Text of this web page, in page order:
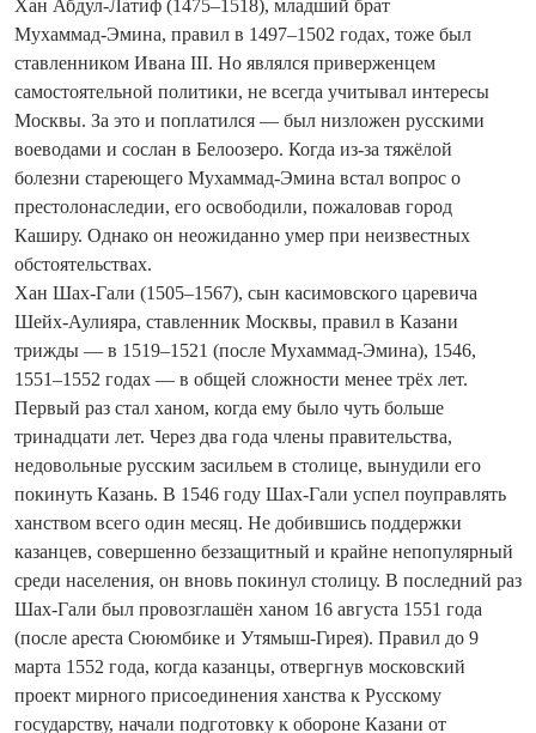
Хан Абдул-Латиф (1475–1518), младший брат
Мухаммад‑Эмина, правил в 1497–1502 годах, тоже был
ставленником Ивана III. Но являлся приверженцем
самостоятельной политики, не все­гда учитывал интересы
Москвы. За это и поплатился — был низложен русскими
воеводами и сослан в Белоозеро. Когда из-за тяжёлой
болезни стареющего Мухаммад‑Эмина встал вопрос о
престолонаследии, его освободили, пожаловав город
Каширу. Однако он неожиданно умер при неизвестных
обстоятельствах.
Хан Шах-Гали (1505–1567), сын касимовского царевича
Шейх‑Аулияра, ставленник Москвы, правил в Казани
трижды — в 1519–1521 (после Мухаммад‑Эмина), 1546,
1551–1552 годах — в общей сложности менее трёх лет.
Первый раз стал ханом, когда ему было чуть больше
тринадцати лет. Через два года члены правительства,
недовольные русским засильем в столице, вынудили его
покинуть Казань. В 1546 году Шах‑Гали успел поуправлять
ханством всего один месяц. Не добившись поддержки
казанцев, совершенно беззащитный и крайне непопулярный
среди населения, он вновь покинул столицу. В последний раз
Шах-Гали был провозглашён ханом 16 августа 1551 года
(после ареста Сююмбике и Утямыш-Гирея). Правил до 9
марта 1552 года, когда казанцы, отвергнув московский
проект мирного присоединения ханства к Русскому
государству, начали подготовку к обороне Казани от